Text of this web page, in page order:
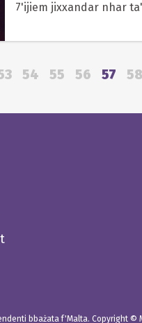
7'ijiem jixxandar nhar
54 55 56 57 58
bbażata f'Malta. Copyright ©